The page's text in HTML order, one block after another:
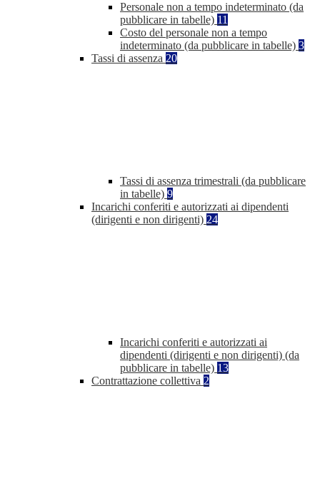
Personale non a tempo indeterminato (da
pubblicare in tabelle) 11
Costo del personale non a tempo
indeterminato (da pubblicare in tabelle) 3
Tassi di assenza 20
Tassi di assenza trimestrali (da pubblicare
in tabelle) 9
Incarichi conferiti e autorizzati ai dipendenti
(dirigenti e non dirigenti) 24
Incarichi conferiti e autorizzati ai
dipendenti (dirigenti e non dirigenti) (da
pubblicare in tabelle) 13
Contrattazione collettiva 2